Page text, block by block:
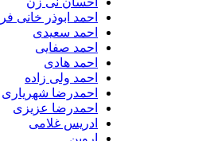
احمد ابوذر خانی فرد
احمد سعیدی
احمد صفایی
احمد هادی
احمد ولی زاده
احمدرضا شهریاری
احمدرضا عزیزی
ادریس غلامی